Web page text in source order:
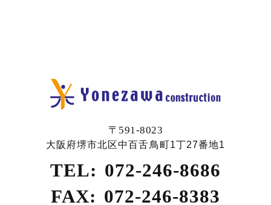
〒591-8023
大阪府堺市北区中百舌鳥町1丁27番地1
TEL: 072-246-8686
FAX: 072-246-8383